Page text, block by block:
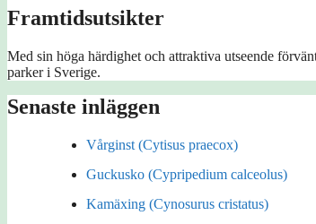
Framtidsutsikter
Med sin höga härdighet och attraktiva utseende
parker i Sverige.
Senaste inläggen
Vårginst (Cytisus praecox)
Guckusko (Cypripedium calceolus)
Kamäxing (Cynosurus cristatus)